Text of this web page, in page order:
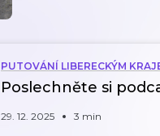
PUTOVÁNÍ LIBERECKÝM
Poslechněte si
29. 12. 2025 3 min